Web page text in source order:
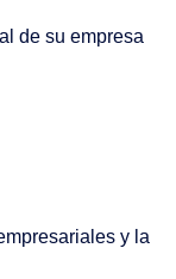
de su empresa
y la